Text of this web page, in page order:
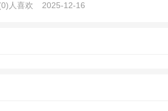
人喜欢 2025-12-16